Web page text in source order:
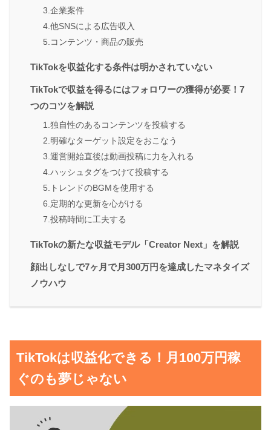
3.企業案件
4.他SNSによる広告収入
5.コンテンツ・商品の販売
TikTokを収益化する条件は明かされていない
TikTokで収益を得るにはフォロワーの獲得が必要！7
つのコツを解説
1.独自性のあるコンテンツを投稿する
2.明確なターゲット設定をおこなう
3.運営開始直後は動画投稿に力を入れる
4.ハッシュタグをつけて投稿する
5.トレンドのBGMを使用する
6.定期的な更新を心がける
7.投稿時間に工夫する
TikTokの新たな収益モデル「Creator Next」を解説
顔出しなしで7ヶ月で月300万円を達成したマネタイズ
ノウハウ
TikTokは収益化できる！月100万円稼
ぐのも夢じゃない